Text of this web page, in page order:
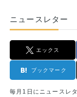
ニュースレター
エックス
ブックマーク
毎月1日にニュースレ